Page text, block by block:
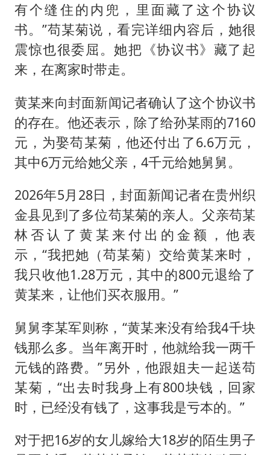
有个缝住的内兜，里面藏了这个协议
书。”苟某菊说，看完详细内容后，她很
震惊也很委屈。她把《协议书》藏了起
来，在离家时带走。
黄某来向封面新闻记者确认了这个协议书
的存在。他还表示，除了给孙某雨的7160
元，为娶苟某菊，他还付出了6.6万元，
其中6万元给她父亲，4千元给她舅舅。
2026年5月28日，封面新闻记者在贵州织
金县见到了多位苟某菊的亲人。父亲苟某
林否认了黄某来付出的金额，他表
示，“我把她（苟某菊）交给黄某来时，
我只收他1.28万元，其中的800元退给了
黄某来，让他们买衣服用。”
舅舅李某军则称，“黄某来没有给我4千块
钱那么多。当年离开时，他就给我一两千
元钱的路费。”另外，他跟姐夫一起送苟
某菊，“出去时我身上有800块钱，回家
时，已经没有钱了，这事我是亏本的。”
对于把16岁的女儿嫁给大18岁的陌生男子